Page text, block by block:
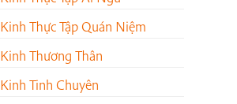
Kinh Thực Tập Quán Niệm
Kinh Thương Thân
Kinh Tinh Chuyên